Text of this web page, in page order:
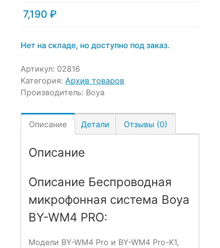
7,190 ₽
Нет на складе, но доступно под заказ.
Артикул: 02816
Категория: Архив товаров
Производитель: Boya
Описание Детали Отзывы (0)
Описание
Описание Беспроводная
микрофонная система Boya
BY-WM4 PRO:
Модели BY-WM4 Pro и BY-WM4 Pro-K1,